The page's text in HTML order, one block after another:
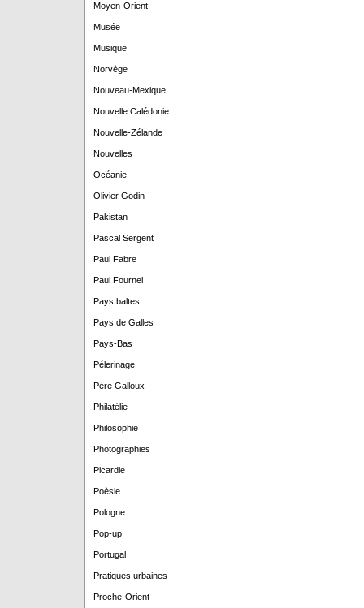
Moyen-Orient
Musée
Musique
Norvège
Nouveau-Mexique
Nouvelle Calédonie
Nouvelle-Zélande
Nouvelles
Océanie
Olivier Godin
Pakistan
Pascal Sergent
Paul Fabre
Paul Fournel
Pays baltes
Pays de Galles
Pays-Bas
Pélerinage
Père Galloux
Philatélie
Philosophie
Photographies
Picardie
Poèsie
Pologne
Pop-up
Portugal
Pratiques urbaines
Proche-Orient